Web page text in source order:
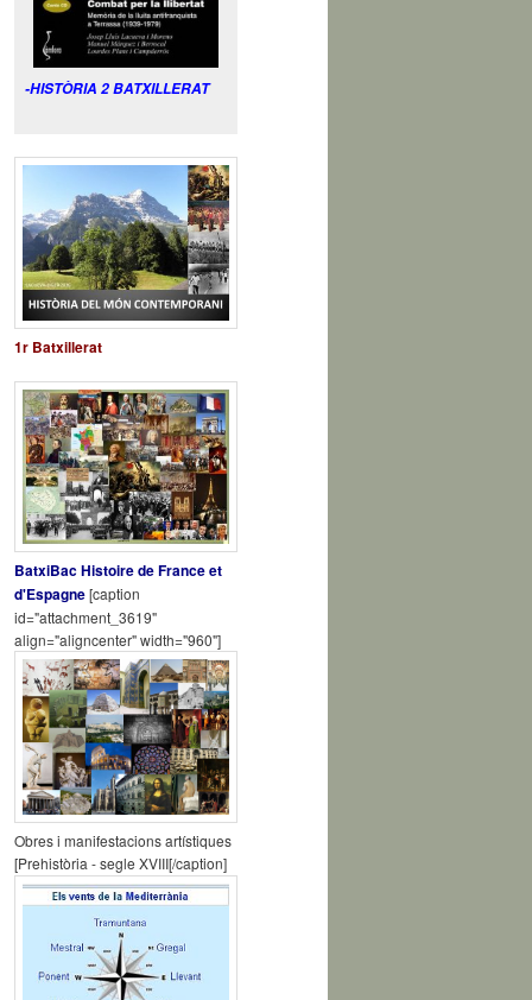
-HISTÒRIA 2 BATXILLERAT
1r Batxillerat
BatxiBac Histoire de France et
d'Espagne[caption
id="attachment_3619"
align="aligncenter" width="960"]
Obres i manifestacions artístiques
[Prehistòria - segle XVIII[/caption]